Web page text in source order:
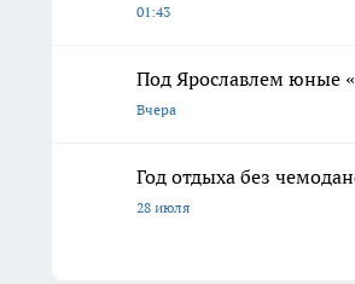
01:43
Под Ярославлем юные
Вчера
Год отдыха без
28 июля